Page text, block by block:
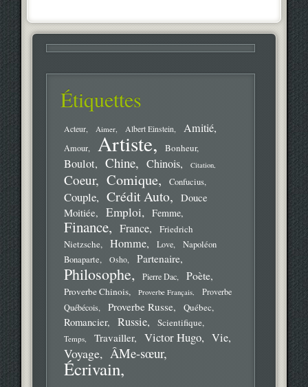
Étiquettes
Acteur Aimer Albert Einstein Amitié
Amour Artiste Bonheur
Boulot Chine Chinois Citation
Coeur Comique Confucius
Couple Crédit Auto
Douce
Moitiée
Emploi Femme
Finance France
Friedrich
Nietzsche
Homme Love
Napoléon
Bonaparte
Osho Partenaire
Philosophe Pierre Dac Poète
Proverbe Chinois Proverbe Français
Proverbe
Québécois
Proverbe Russe Québec
Romancier Russie Scientifique
Temps Travailler Victor Hugo Vie
Voyage ÂMe-sœur
Écrivain